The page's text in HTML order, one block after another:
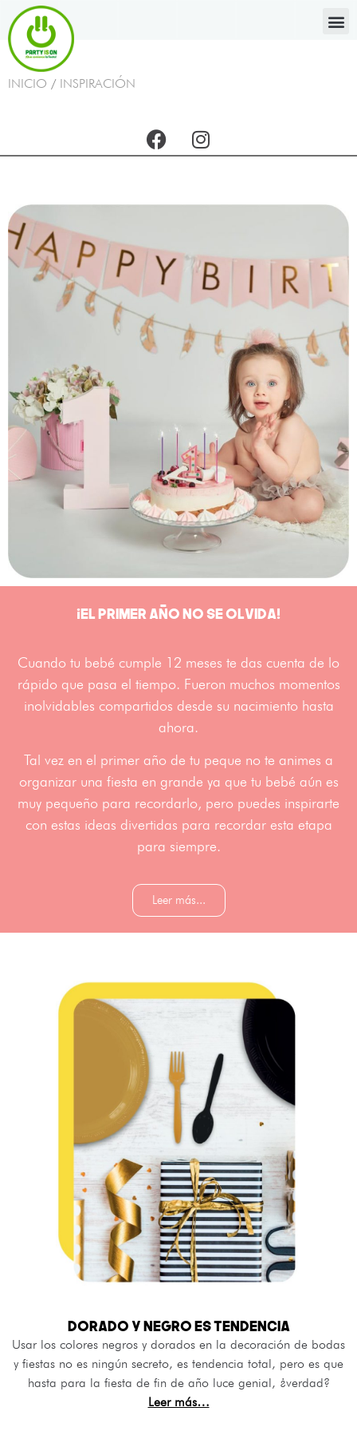
INICIO / INSPIRACIÓN
¡EL PRIMER AÑO NO SE OLVIDA!
Cuando tu bebé cumple 12 meses te das cuenta de lo
rápido que pasa el tiempo. Fueron muchos momentos
inolvidables compartidos desde su nacimiento hasta
ahora.
Tal vez en el primer año de tu peque no te animes a
organizar una fiesta en grande ya que tu bebé aún es
muy pequeño para recordarlo, pero puedes inspirarte
con estas ideas divertidas para recordar esta etapa
para siempre.
Leer más...
DORADO Y NEGRO ES TENDENCIA
Usar los colores negros y dorados en la decoración de bodas
y fiestas no es ningún secreto, es tendencia total, pero es que
hasta para la fiesta de fin de año luce genial, ¿verdad?
Leer más…